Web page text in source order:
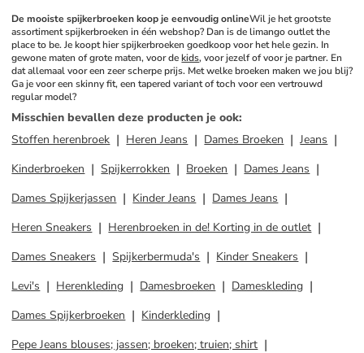
De mooiste spijkerbroeken koop je eenvoudig onlineWil je het grootste
assortiment spijkerbroeken in één webshop? Dan is de limango outlet the
place to be. Je koopt hier spijkerbroeken goedkoop voor het hele gezin. In
gewone maten of grote maten, voor de kids, voor jezelf of voor je partner. En
dat allemaal voor een zeer scherpe prijs. Met welke broeken maken we jou blij?
Ga je voor een skinny fit, een tapered variant of toch voor een vertrouwd
regular model?
Misschien bevallen deze producten je ook:
Stoffen herenbroek
Heren Jeans Dames Broeken
Jeans
Kinderbroeken
Spijkerrokken Broeken
Dames Jeans
Dames Spijkerjassen
Kinder Jeans
Dames Jeans
Heren Sneakers
Herenbroeken in de! Korting in de outlet
Dames Sneakers
Spijkerbermuda's
Kinder Sneakers
Levi's
Herenkleding Damesbroeken
Dameskleding
Dames Spijkerbroeken
Kinderkleding
Pepe Jeans blouses; jassen; broeken; truien; shirt